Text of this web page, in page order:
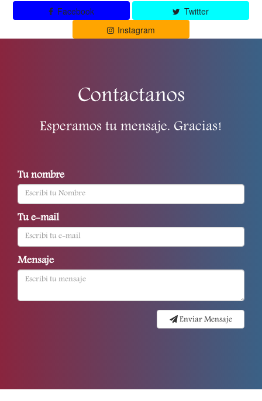
Facebook
Twitter
Instagram
Contactanos
Esperamos tu mensaje. Gracias!
Tu nombre
Tu e-mail
Mensaje
Enviar Mensaje